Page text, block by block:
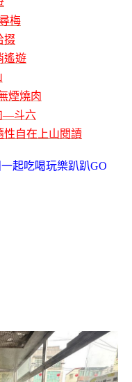
梅
掇
遙遊
煙燒肉
—斗六
自在上山閱讀
起吃喝玩樂趴趴GO